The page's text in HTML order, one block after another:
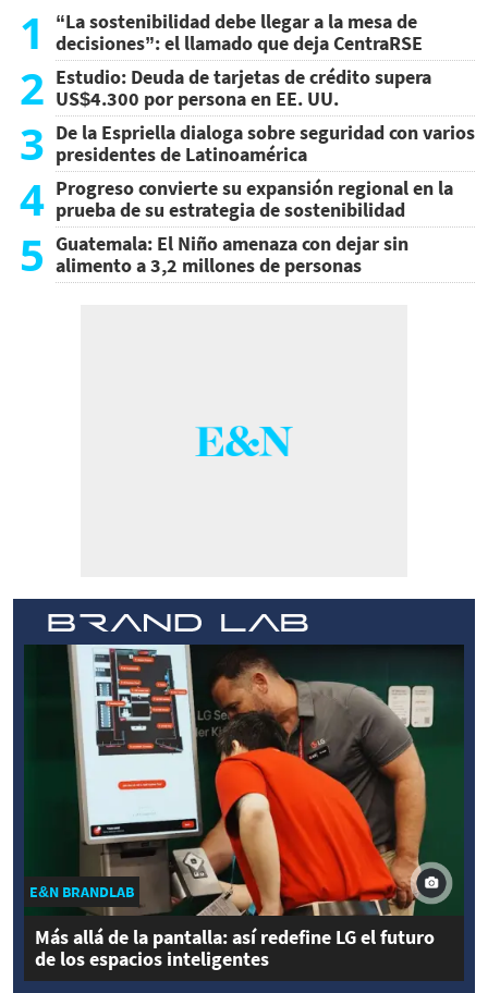
1
“La sostenibilidad debe llegar a la mesa de
decisiones”: el llamado que deja CentraRSE
2 Estudio: Deuda de tarjetas de crédito supera
US$4.300 por persona en EE. UU.
3 De la Espriella dialoga sobre seguridad con varios
presidentes de Latinoamérica
4 Progreso convierte su expansión regional en la
prueba de su estrategia de sostenibilidad
5 Guatemala: El Niño amenaza con dejar sin
alimento a 3,2 millones de personas
E&N BRANDLAB
Más allá de la pantalla: así redefine LG el futuro
de los espacios inteligentes